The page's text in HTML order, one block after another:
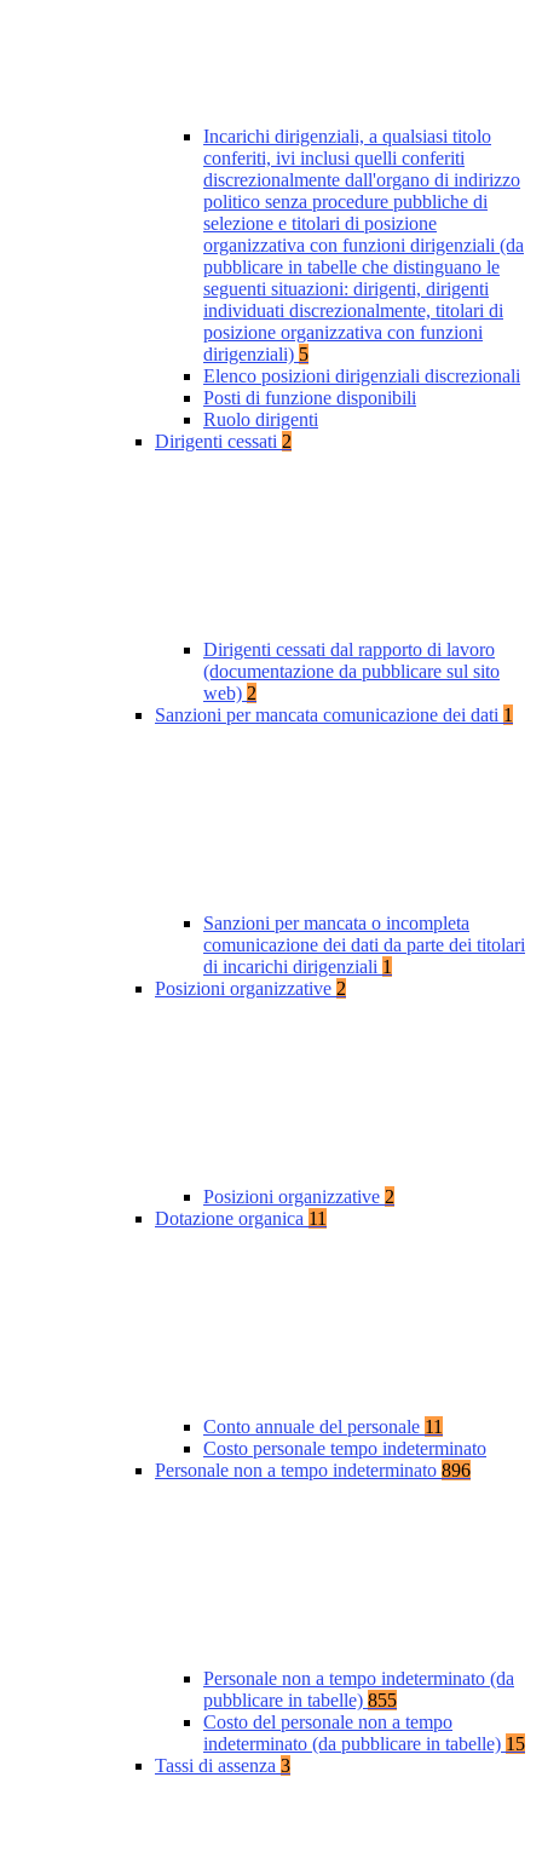
Incarichi dirigenziali, a qualsiasi titolo
conferiti, ivi inclusi quelli conferiti
discrezionalmente dall'organo di indirizzo
politico senza procedure pubbliche di
selezione e titolari di posizione
organizzativa con funzioni dirigenziali (da
pubblicare in tabelle che distinguano le
seguenti situazioni: dirigenti, dirigenti
individuati discrezionalmente, titolari di
posizione organizzativa con funzioni
dirigenziali) 5
Elenco posizioni dirigenziali discrezionali
Posti di funzione disponibili
Ruolo dirigenti
Dirigenti cessati 2
Dirigenti cessati dal rapporto di lavoro
(documentazione da pubblicare sul sito
web) 2
Sanzioni per mancata comunicazione dei dati 1
Sanzioni per mancata o incompleta
comunicazione dei dati da parte dei titolari
di incarichi dirigenziali 1
Posizioni organizzative 2
Posizioni organizzative 2
Dotazione organica 11
Conto annuale del personale 11
Costo personale tempo indeterminato
Personale non a tempo indeterminato 896
Personale non a tempo indeterminato (da
pubblicare in tabelle) 855
Costo del personale non a tempo
indeterminato (da pubblicare in tabelle) 15
Tassi di assenza 3